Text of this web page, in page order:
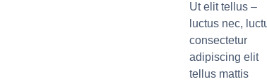
Ut elit tellus –
luctus nec,
consectetur
adipiscing elit
tellus mattis